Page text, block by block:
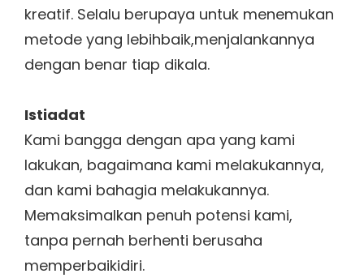
kreatif. Selalu berupaya untuk menemukan
metode yang lebihbaik,menjalankannya
dengan benar tiap dikala.
Istiadat
Kami bangga dengan apa yang kami
lakukan, bagaimana kami melakukannya,
dan kami bahagia melakukannya.
Memaksimalkan penuh potensi kami,
tanpa pernah berhenti berusaha
memperbaikidiri.